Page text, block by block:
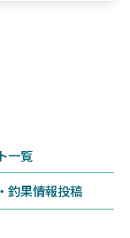
一覧
釣果情報投稿